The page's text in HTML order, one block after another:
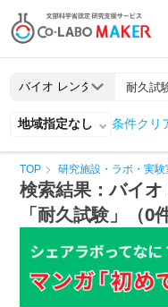
地域指定なし 条件クリ
TOP 研究施設・ラボ・実
検索結果：バイ
「耐久試験」（0